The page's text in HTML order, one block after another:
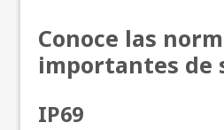
Conoce las
importantes de
IP69